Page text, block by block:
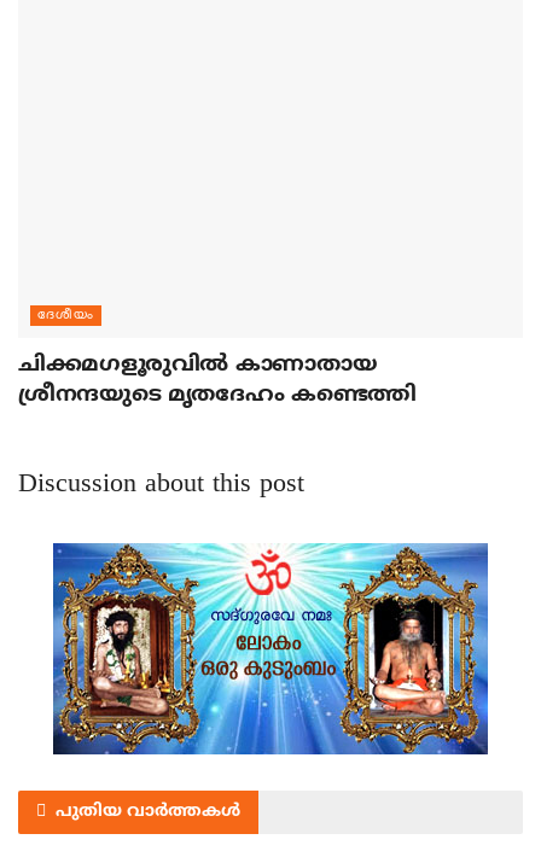
ദേശീയം
ചിക്കമഗളൂരുവില്‍ കാണാതായ
ശ്രീനന്ദയുടെ മൃതദേഹം കണ്ടെത്തി
Discussion about this post
പുതിയ വാർത്തകൾ